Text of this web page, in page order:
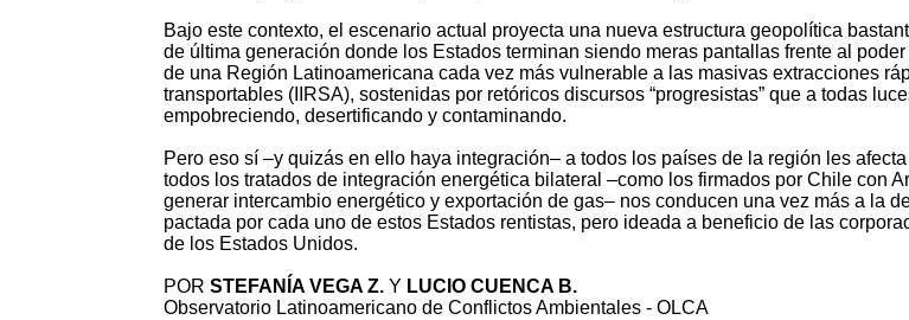
Bajo este contexto, el escenario actual proyecta una nueva estructura geopolítica
de última generación donde los Estados terminan siendo meras pantallas frente al
de una Región Latinoamericana cada vez más vulnerable a las masivas extracciones
transportables (IIRSA), sostenidas por retóricos discursos “progresistas” que a todas
empobreciendo, desertificando y contaminando.
Pero eso sí –y quizás en ello haya integración– a todos los países de la región les
todos los tratados de integración energética bilateral –como los firmados por Chile con
generar intercambio energético y exportación de gas– nos conducen una vez más a la
pactada por cada uno de estos Estados rentistas, pero ideada a beneficio de las
de los Estados Unidos.
POR STEFANÍA VEGA Z. Y LUCIO CUENCA B.
Observatorio Latinoamericano de Conflictos Ambientales - OLCA